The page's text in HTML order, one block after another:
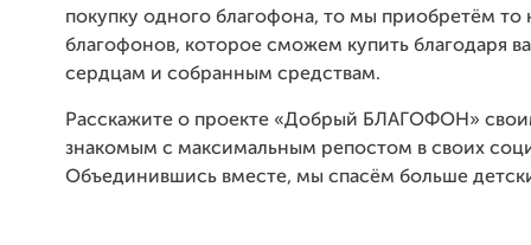
покупку одного благофона, то мы приобретём то
благофонов, которое сможем купить благодаря
сердцам и собранным средствам.
Расскажите о проекте «Добрый БЛАГОФОН»
знакомым с максимальным репостом в своих
Объединившись вместе, мы спасём больше